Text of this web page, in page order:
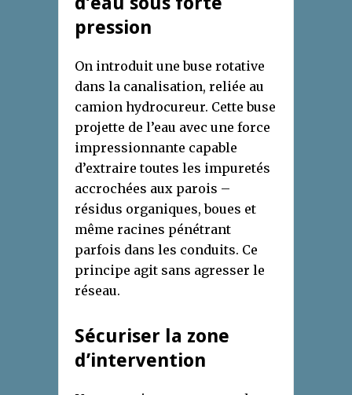
pression
On introduit une buse rotative
dans la canalisation, reliée au
camion hydrocureur. Cette buse
projette de l’eau avec une force
impressionnante capable
d’extraire toutes les impuretés
accrochées aux parois –
résidus organiques, boues et
même racines pénétrant
parfois dans les conduits. Ce
principe agit sans agresser le
réseau.
Sécuriser la zone
d’intervention